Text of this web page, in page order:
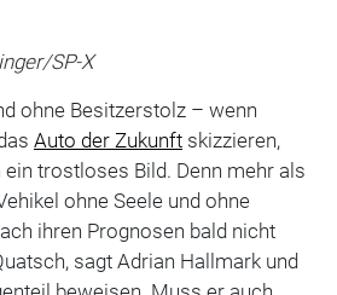
SP-X
ohne Besitzerstolz – wenn
Auto der Zukunftskizzieren,
trostloses Bild. Denn mehr als
ohne Seele und ohne
ihren Prognosen bald nicht
sagt Adrian Hallmark und